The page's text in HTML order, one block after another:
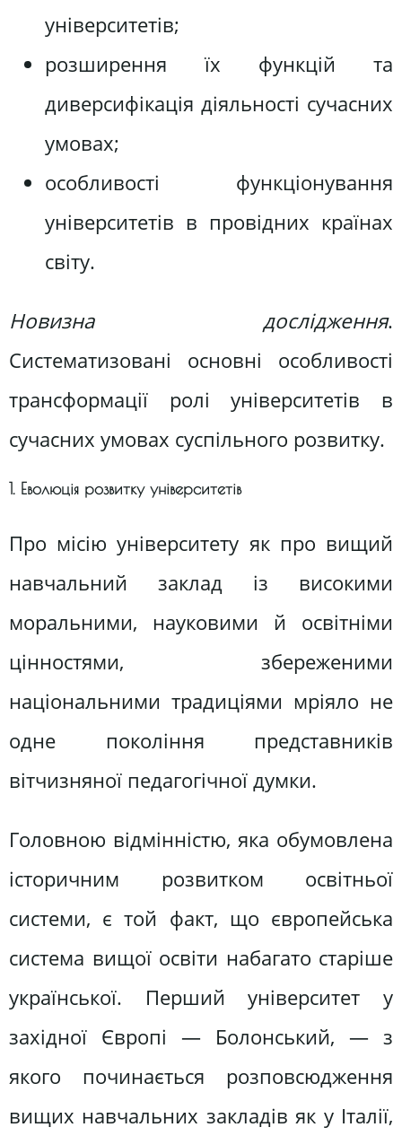
університетів;
розширення їх функцій та
диверсифікація діяльності сучасних
умовах;
особливості функціонування
університетів в провідних країнах
світу.
Новизна дослідження.
Систематизовані основні особливості
трансформації ролі університетів в
сучасних умовах суспільного розвитку.
1. Еволюція розвитку університетів
Про місію університету як про вищий
навчальний заклад із високими
моральними, науковими й освітніми
цінностями, збереженими
національними традиціями мріяло не
одне покоління представників
вітчизняної педагогічної думки.
Головною відмінністю, яка обумовлена
історичним розвитком освітньої
системи, є той факт, що європейська
система вищої освіти набагато старіше
української. Перший університет у
західної Європі — Болонський, — з
якого починається розповсюдження
вищих навчальних закладів як у Італії,